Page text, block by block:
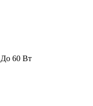
60 Вт